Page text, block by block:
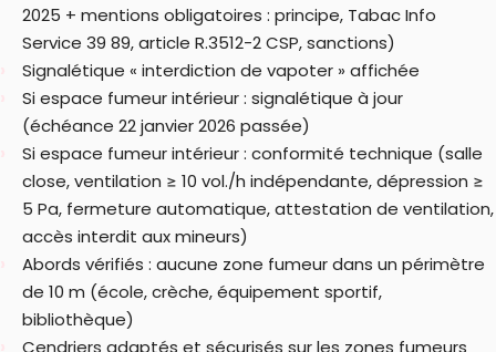
2025 + mentions obligatoires : principe, Tabac Info
Service 39 89, article R.3512-2 CSP, sanctions)
Signalétique « interdiction de vapoter » affichée
Si espace fumeur intérieur : signalétique à jour
(échéance 22 janvier 2026 passée)
Si espace fumeur intérieur : conformité technique (salle
close, ventilation ≥ 10 vol./h indépendante, dépression ≥
5 Pa, fermeture automatique, attestation de ventilation,
accès interdit aux mineurs)
Abords vérifiés : aucune zone fumeur dans un périmètre
de 10 m (école, crèche, équipement sportif,
bibliothèque)
Cendriers adaptés et sécurisés sur les zones fumeurs